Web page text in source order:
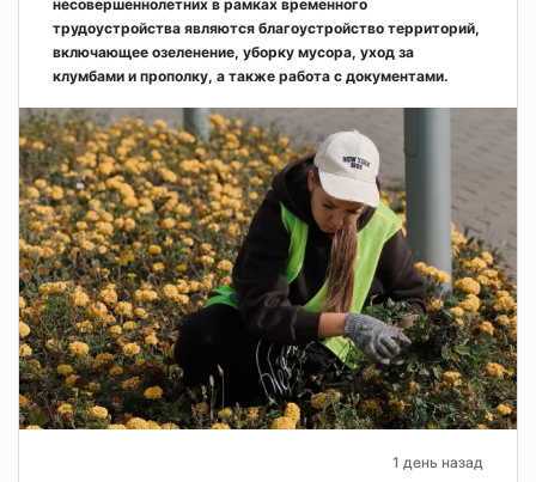
несовершеннолетних в рамках временного
трудоустройства являются благоустройство территорий,
включающее озеленение, уборку мусора, уход за
клумбами и прополку, а также работа с документами.
1 день назад